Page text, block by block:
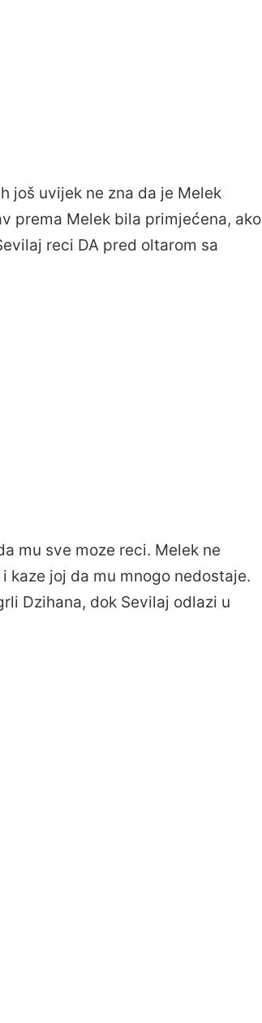
još uvijek ne zna da je Melek
prema Melek bila primjećena, ako
reci DA pred oltarom sa
mu sve moze reci. Melek ne
kaze joj da mu mnogo nedostaje.
Dzihana, dok Sevilaj odlazi u